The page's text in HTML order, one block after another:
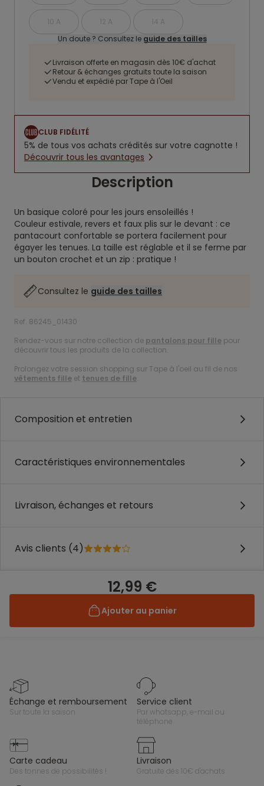
10 A 12 A
14 A
Un doute ? Consultez le guide des tailles
Livraison offerte en magasin dès 10€ d'achat
Retour & échanges gratuits toute la saison
Vendu et expédié par Tape à l'Oeil
CLUB FIDÉLITÉ
5% de tous vos achats crédités sur votre cagnotte !
Découvrir tous les avantages
Description
Un basique coloré pour les jours ensoleillés !
Couleur estivale, revers et faux plis sur le devant : ce
pantacourt confortable se portera facilement pour
égayer les tenues. La taille est réglable et il se ferme par
un bouton crochet et un zip : pratique !
Consultez le guide des tailles
Ref. 86245_01430
Rendez-vous sur notre collection de pantalons pour fille pour
découvrir tous les produits de la collection.
Prolongez votre session shopping sur Tape à l'oeil au fil de nos
vêtements fille et tenues de fille.
Composition et entretien
Caractéristiques environnementales
Livraison, échanges et retours
Avis clients (4)
12,99 €
Ajouter au panier
échange et remboursement
sur toute la saison
service client
par whatsapp, e-mail ou
téléphone
carte cadeau
des tonnes de possibilités !
livraison
gratuite dès 10€ d'achats